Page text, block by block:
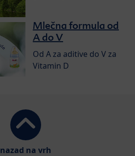
Mlečna formula od
A do V
Od A za aditive do V za
Vitamin D
nazad na vrh